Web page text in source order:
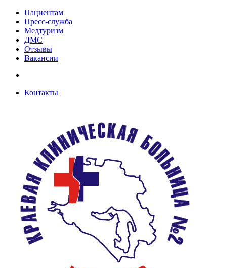
Пациентам
Пресс-служба
Медтуризм
ДМС
Отзывы
Вакансии
Контакты